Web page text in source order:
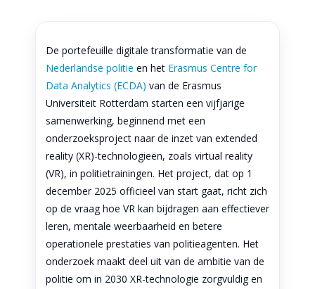
De portefeuille digitale transformatie van de
Nederlandse politie en het Erasmus Centre for
Data Analytics (ECDA) van de Erasmus
Universiteit Rotterdam starten een vijfjarige
samenwerking, beginnend met een
onderzoeksproject naar de inzet van extended
reality (XR)-technologieën, zoals virtual reality
(VR), in politietrainingen. Het project, dat op 1
december 2025 officieel van start gaat, richt zich
op de vraag hoe VR kan bijdragen aan effectiever
leren, mentale weerbaarheid en betere
operationele prestaties van politieagenten. Het
onderzoek maakt deel uit van de ambitie van de
politie om in 2030 XR-technologie zorgvuldig en